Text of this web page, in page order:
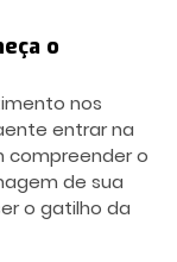
o
nos
entrar na
compreender o
de sua
o gatilho da